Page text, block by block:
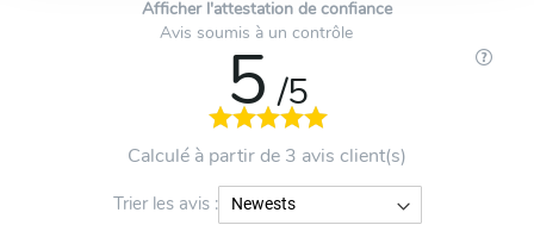
Afficher l'attestation de confiance
Avis soumis à un contrôle
5/5
Calculé à partir de 3 avis client(s)
Trier les avis :